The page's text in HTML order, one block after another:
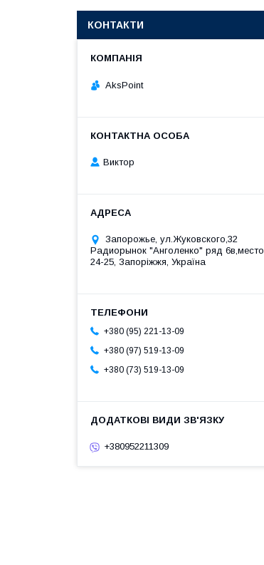
КОНТАКТИ
AksPoint
Виктор
Запорожье, ул.Жуковского,32
Радиорынок "Анголенко" ряд 6в,место
24-25, Запоріжжя, Україна
+380 (95) 221-13-09
+380 (97) 519-13-09
+380 (73) 519-13-09
+380952211309